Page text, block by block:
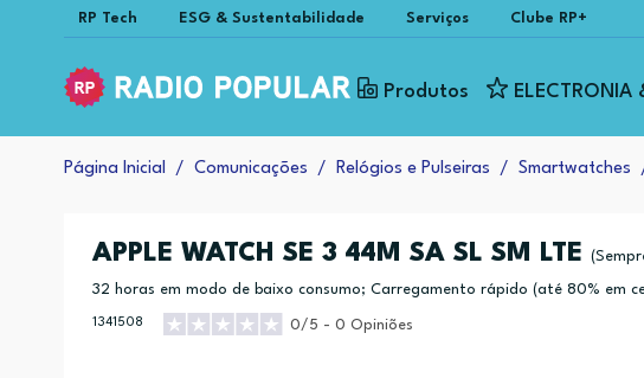
RP Tech ESG & Sustentabilidade Serviços Clube RP+
Produtos ELECTRONIA
Página Inicial Comunicações Relógios e Pulseiras Smartwatches
APPLE WATCH SE 3 44M SA SL SM LTE
32 horas em modo de baixo consumo; Carregamento rápido (até 80% em
horas de autonomia))
1341508 0/5 - 0 Opiniões